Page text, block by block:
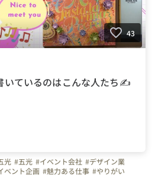
43
いているのはこんな人たち✍
光 #五光 #イベント会社 #デザイン業
ベント企画 #魅力ある仕事 #やりがい